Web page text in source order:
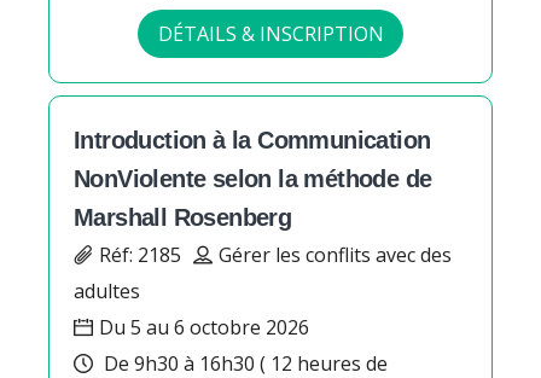
DÉTAILS & INSCRIPTION
Introduction à la Communication
NonViolente selon la méthode de
Marshall Rosenberg
Réf: 2185
Gérer les conflits avec des
adultes
Du 5 au 6 octobre 2026
De 9h30 à 16h30 ( 12 heures de